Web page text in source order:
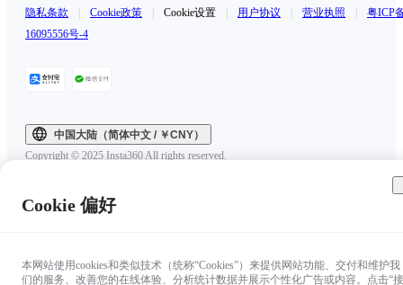
隐私条款 Cookie政策 Cookie设置 用户协议 营业执照
粤ICP
16095556号-4
中国大陆（简体中文 / ￥CNY）
Copyright © 2025 Insta360 All rights reserved.
Cookie 偏好
本网站使用cookies和类似技术（统称“Cookies”）来提供网站功能、交付和维护我
们的服务、改善您的在线体验、分析统计数据并展示个性化广告或内容。点击“接